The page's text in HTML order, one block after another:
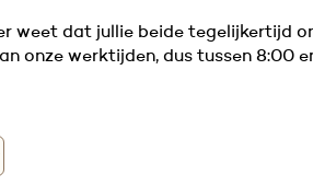
weet dat jullie beide tegelijkertijd
onze werktijden, dus tussen 8:00